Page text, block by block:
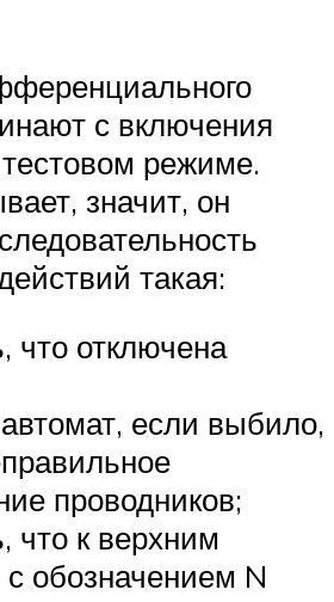
с включения
режиме.
значит, он
такая:
что отключена
если выбило,
проводников;
что к верхним
с обозначением N